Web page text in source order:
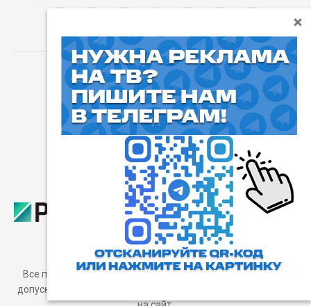
Пользовательское соглашение
Все права защищены. Любое использование материалов
допускается только с согласия редакции, а также с ссылкой